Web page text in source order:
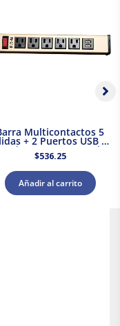
Multicontactos 5
+ 2 Puertos USB 2P
3H | Nema 5-15 15A |
Eaton
$536.25
Añadir al carrito